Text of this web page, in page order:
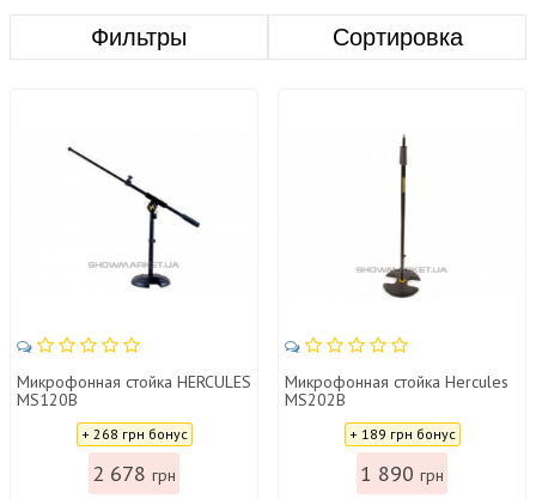
Фильтры Сортировка
Микрофонная стойка HERCULES
MS120B
+ 268 грн бонус
2 678 грн
Микрофонная стойка Hercules
MS202B
+ 189 грн бонус
1 890 грн